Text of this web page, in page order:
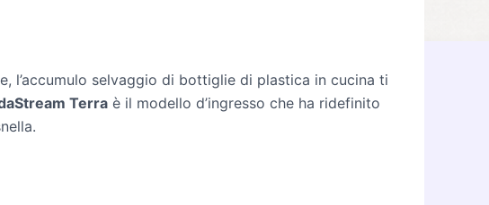
l’accumulo selvaggio di bottiglie di plastica in cucina ti
Terra è il modello d’ingresso che ha ridefinito